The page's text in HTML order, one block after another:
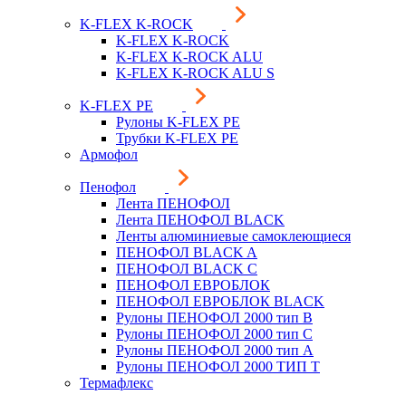
K-FLEX K-ROCK
K-FLEX K-ROCK
K-FLEX K-ROCK ALU
K-FLEX K-ROCK ALU S
K-FLEX PE
Рулоны K-FLEX PE
Трубки K-FLEX PE
Армофол
Пенофол
Лента ПЕНОФОЛ
Лента ПЕНОФОЛ BLACK
Ленты алюминиевые самоклеющиеся
ПЕНОФОЛ BLACK A
ПЕНОФОЛ BLACK С
ПЕНОФОЛ ЕВРОБЛОК
ПЕНОФОЛ ЕВРОБЛОК BLACK
Рулоны ПЕНОФОЛ 2000 тип B
Рулоны ПЕНОФОЛ 2000 тип C
Рулоны ПЕНОФОЛ 2000 тип А
Рулоны ПЕНОФОЛ 2000 ТИП Т
Термафлекс